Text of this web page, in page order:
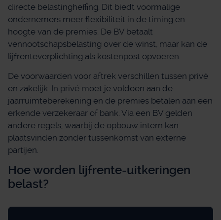
directe belastingheffing. Dit biedt voormalige
ondernemers meer flexibiliteit in de timing en
hoogte van de premies. De BV betaalt
vennootschapsbelasting over de winst, maar kan de
lijfrenteverplichting als kostenpost opvoeren.
De voorwaarden voor aftrek verschillen tussen privé
en zakelijk. In privé moet je voldoen aan de
jaarruimteberekening en de premies betalen aan een
erkende verzekeraar of bank. Via een BV gelden
andere regels, waarbij de opbouw intern kan
plaatsvinden zonder tussenkomst van externe
partijen.
Hoe worden lijfrente-uitkeringen
belast?